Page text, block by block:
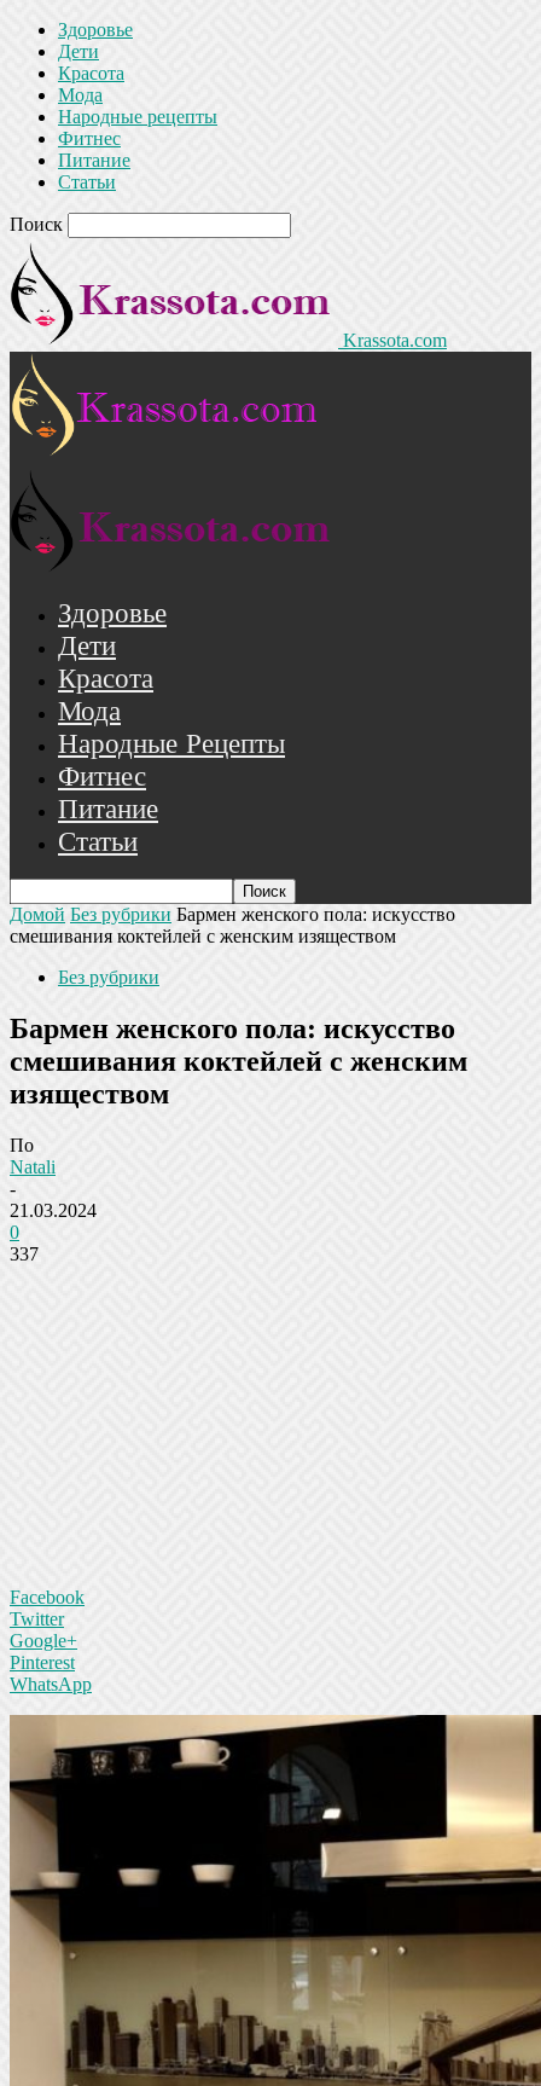
Здоровье
Дети
Красота
Мода
Народные рецепты
Фитнес
Питание
Статьи
Поиск
Krassota.com
Здоровье
Дети
Красота
Мода
Народные Рецепты
Фитнес
Питание
Статьи
Домой Без рубрики Бармен женского пола: искусство
смешивания коктейлей с женским изяществом
Без рубрики
Бармен женского пола: искусство
смешивания коктейлей с женским
изяществом
По
Natali
-
21.03.2024
0
337
Facebook
Twitter
Google+
Pinterest
WhatsApp